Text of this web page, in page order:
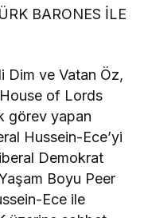
BARONES İLE
Dim ve Vatan Öz,
of Lords
görev yapan
Hussein-Ece’yi
Demokrat
Boyu Peer
Ece ile